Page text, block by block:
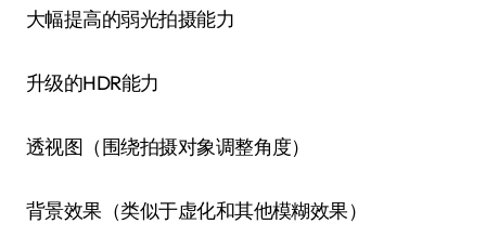
大幅提高的弱光拍摄能力
升级的HDR能力
透视图（围绕拍摄对象调整角度）
背景效果（类似于虚化和其他模糊效果）